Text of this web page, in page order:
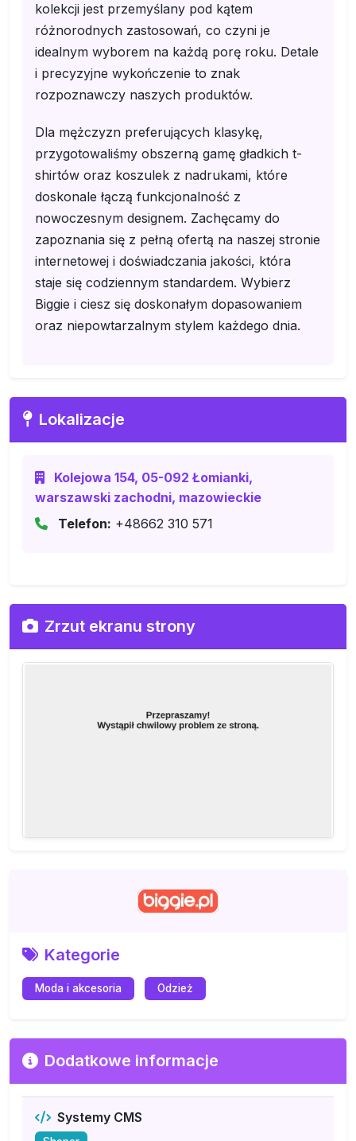
kolekcji jest przemyślany pod kątem
różnorodnych zastosowań, co czyni je
idealnym wyborem na każdą porę roku. Detale
i precyzyjne wykończenie to znak
rozpoznawczy naszych produktów.
Dla mężczyzn preferujących klasykę,
przygotowaliśmy obszerną gamę gładkich t-
shirtów oraz koszulek z nadrukami, które
doskonale łączą funkcjonalność z
nowoczesnym designem. Zachęcamy do
zapoznania się z pełną ofertą na naszej stronie
internetowej i doświadczania jakości, która
staje się codziennym standardem. Wybierz
Biggie i ciesz się doskonałym dopasowaniem
oraz niepowtarzalnym stylem każdego dnia.
Lokalizacje
Kolejowa 154, 05-092 Łomianki,
warszawski zachodni, mazowieckie
Telefon: +48662 310 571
Zrzut ekranu strony
Kategorie
Moda i akcesoria Odzież
Dodatkowe informacje
Systemy CMS